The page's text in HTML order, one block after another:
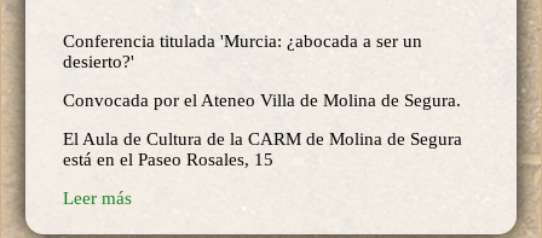
Conferencia titulada 'Murcia: ¿abocada a ser un
desierto?'
Convocada por el Ateneo Villa de Molina de Segura.
El Aula de Cultura de la CARM de Molina de Segura
está en el Paseo Rosales, 15
Leer más